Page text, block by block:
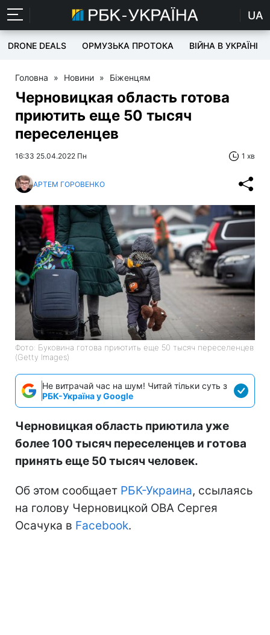
UA
DRONE DEALS ОРМУЗЬКА ПРОТОКА ВІЙНА В УКРАЇНІ
Головна » Новини » Біженцям
Черновицкая область готова
приютить еще 50 тысяч
переселенцев
16:33 25.04.2022 Пн 1 хв
АРТЕМ ГОРОВЕНКО
Фото: Буковина готова приютить еще 50 тысяч переселенцев
(Getty Images)
Не витрачай час на шум! Читай тільки суть з
РБК-Україна у Google
Черновицкая область приютила уже
более 100 тысяч переселенцев и готова
принять еще 50 тысяч человек.
Об этом сообщает РБК-Украина, ссылаясь
на голову Черновицкой ОВА Сергея
Осачука в Facebook.